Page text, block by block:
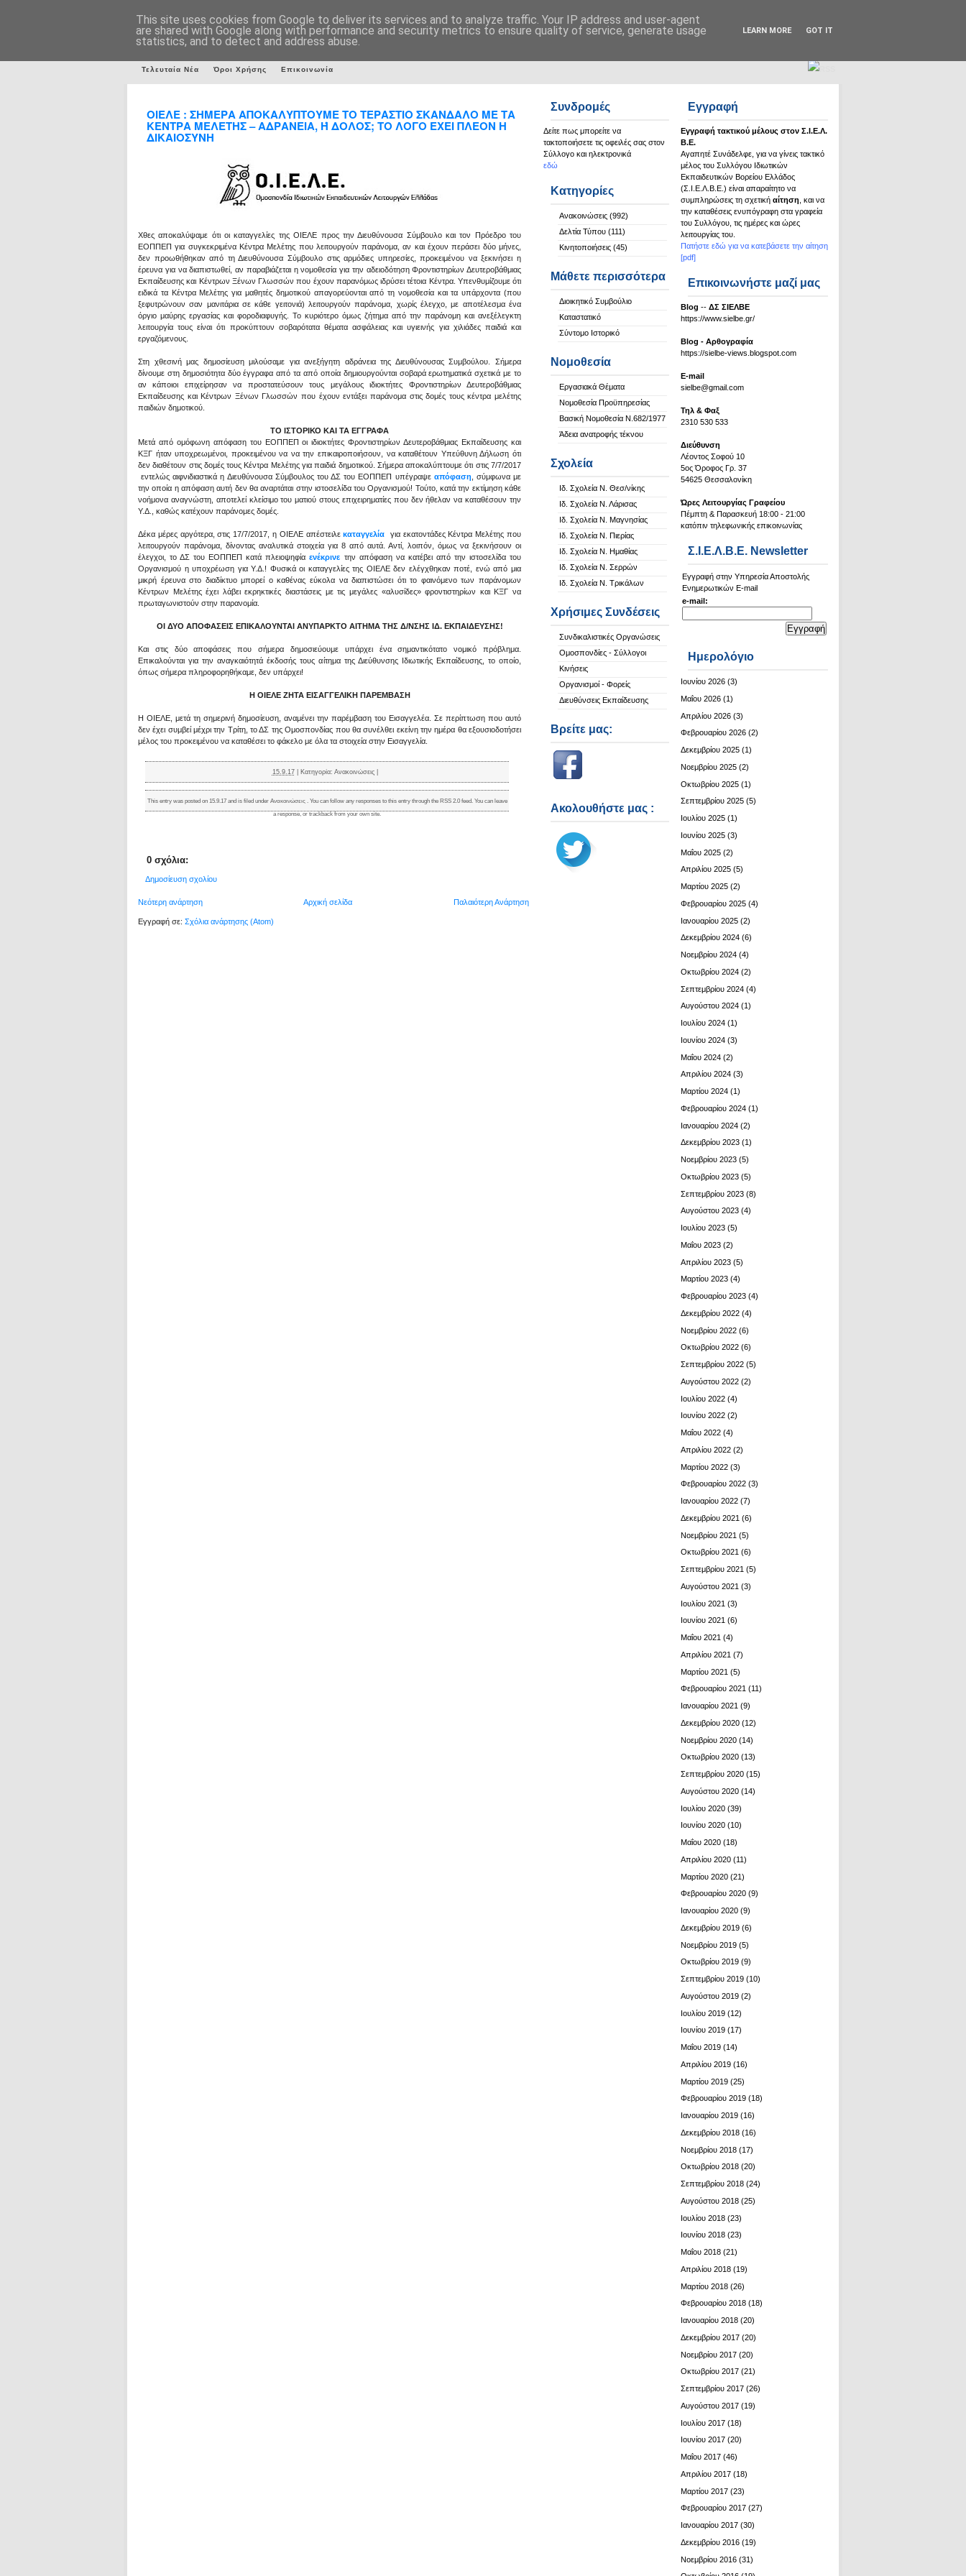
Σ.Ι.Ε.Λ.Β.Ε.
Τελευταία Νέα Όροι Χρήσης Επικοινωνία
Εγγραφή
Εγγραφή τακτικού μέλους στον Σ.Ι.Ε.Λ.
Β.Ε.
Αγαπητέ Συνάδελφε, για να γίνεις τακτικό
μέλος του Συλλόγου Ιδιωτικών
Εκπαιδευτικών Βορείου Ελλάδος
(Σ.Ι.Ε.Λ.Β.Ε.) είναι απαραίτητο να
συμπληρώσεις τη σχετική αίτηση , και να
την καταθέσεις ενυπόγραφη στα γραφεία
του Συλλόγου, τις ημέρες και ώρες
λειτουργίας του.
Πατήστε εδώ για να κατεβάσετε την αίτηση
[pdf]
Επικοινωνήστε μαζί μας
Βlog -- ΔΣ ΣΙΕΛΒΕ
https://www.sielbe.gr/
Blog - Αρθογραφία
https://sielbe-views.blogspot.com
Ε-mail
sielbe@gmail.com
Τηλ & Φαξ
2310 530 533
Διεύθυνση
Λέοντος Σοφού 10
5ος Όροφος Γρ. 37
54625 Θεσσαλονίκη
Ώρες Λειτουργίας Γραφείου
Πέμπτη & Παρασκευή 18:00 - 21:00
κατόπιν τηλεφωνικής επικοινωνίας
Σ.Ι.Ε.Λ.Β.Ε. Newsletter
Εγγραφή στην Υπηρεσία Αποστολής
Ενημερωτικών E-mail
e-mail:
Ημερολόγιο
Ιουνίου 2026 (3)
Μαΐου 2026 (1)
Απριλίου 2026 (3)
Φεβρουαρίου 2026 (2)
Δεκεμβρίου 2025 (1)
Νοεμβρίου 2025 (2)
Οκτωβρίου 2025 (1)
Σεπτεμβρίου 2025 (5)
Ιουλίου 2025 (1)
Ιουνίου 2025 (3)
Μαΐου 2025 (2)
Απριλίου 2025 (5)
Μαρτίου 2025 (2)
Φεβρουαρίου 2025 (4)
Ιανουαρίου 2025 (2)
Δεκεμβρίου 2024 (6)
Νοεμβρίου 2024 (4)
Οκτωβρίου 2024 (2)
Σεπτεμβρίου 2024 (4)
Αυγούστου 2024 (1)
Ιουλίου 2024 (1)
Ιουνίου 2024 (3)
Μαΐου 2024 (2)
Απριλίου 2024 (3)
Μαρτίου 2024 (1)
Φεβρουαρίου 2024 (1)
Ιανουαρίου 2024 (2)
Δεκεμβρίου 2023 (1)
Νοεμβρίου 2023 (5)
Οκτωβρίου 2023 (5)
Σεπτεμβρίου 2023 (8)
Αυγούστου 2023 (4)
Ιουλίου 2023 (5)
Μαΐου 2023 (2)
Απριλίου 2023 (5)
Μαρτίου 2023 (4)
Φεβρουαρίου 2023 (4)
Δεκεμβρίου 2022 (4)
Νοεμβρίου 2022 (6)
Οκτωβρίου 2022 (6)
Σεπτεμβρίου 2022 (5)
Αυγούστου 2022 (2)
Ιουλίου 2022 (4)
Ιουνίου 2022 (2)
Μαΐου 2022 (4)
Απριλίου 2022 (2)
Μαρτίου 2022 (3)
Φεβρουαρίου 2022 (3)
Ιανουαρίου 2022 (7)
Δεκεμβρίου 2021 (6)
Νοεμβρίου 2021 (5)
Οκτωβρίου 2021 (6)
Σεπτεμβρίου 2021 (5)
Αυγούστου 2021 (3)
Ιουλίου 2021 (3)
Ιουνίου 2021 (6)
Μαΐου 2021 (4)
Απριλίου 2021 (7)
Μαρτίου 2021 (5)
Φεβρουαρίου 2021 (11)
Ιανουαρίου 2021 (9)
Δεκεμβρίου 2020 (12)
Νοεμβρίου 2020 (14)
Οκτωβρίου 2020 (13)
Σεπτεμβρίου 2020 (15)
Αυγούστου 2020 (14)
Ιουλίου 2020 (39)
Ιουνίου 2020 (10)
Μαΐου 2020 (18)
Απριλίου 2020 (11)
Μαρτίου 2020 (21)
Φεβρουαρίου 2020 (9)
Ιανουαρίου 2020 (9)
Δεκεμβρίου 2019 (6)
Νοεμβρίου 2019 (5)
Οκτωβρίου 2019 (9)
Σεπτεμβρίου 2019 (10)
Αυγούστου 2019 (2)
Ιουλίου 2019 (12)
Ιουνίου 2019 (17)
Μαΐου 2019 (14)
Απριλίου 2019 (16)
Μαρτίου 2019 (25)
Φεβρουαρίου 2019 (18)
Ιανουαρίου 2019 (16)
Δεκεμβρίου 2018 (16)
Νοεμβρίου 2018 (17)
Οκτωβρίου 2018 (20)
Σεπτεμβρίου 2018 (24)
Αυγούστου 2018 (25)
Ιουλίου 2018 (23)
Ιουνίου 2018 (23)
Μαΐου 2018 (21)
Απριλίου 2018 (19)
Μαρτίου 2018 (26)
Φεβρουαρίου 2018 (18)
Ιανουαρίου 2018 (20)
Δεκεμβρίου 2017 (20)
Νοεμβρίου 2017 (20)
Οκτωβρίου 2017 (21)
Σεπτεμβρίου 2017 (26)
Αυγούστου 2017 (19)
Ιουλίου 2017 (18)
Ιουνίου 2017 (20)
Μαΐου 2017 (46)
Απριλίου 2017 (18)
Μαρτίου 2017 (23)
Φεβρουαρίου 2017 (27)
Ιανουαρίου 2017 (30)
Δεκεμβρίου 2016 (19)
Νοεμβρίου 2016 (31)
Συνδρομές
Δείτε πως μπορείτε να
τακτοποιήσετε τις οφειλές σας στον
Σύλλογο και ηλεκτρονικά
εδώ
Κατηγορίες
Ανακοινώσεις (992)
Δελτία Τύπου (111)
Κινητοποιήσεις (45)
Μάθετε περισσότερα
Διοικητικό Συμβούλιο
Καταστατικό
Σύντομο Ιστορικό
Νομοθεσία
Εργασιακά Θέματα
Νομοθεσία Προϋπηρεσίας
Βασική Νομοθεσία Ν.682/1977
Άδεια ανατροφής τέκνου
Σχολεία
Ιδ. Σχολεία Ν. Θεσ/νίκης
Ιδ. Σχολεία Ν. Λάρισας
Ιδ. Σχολεία Ν. Μαγνησίας
Ιδ. Σχολεία Ν. Πιερίας
Ιδ. Σχολεία Ν. Ημαθίας
Ιδ. Σχολεία Ν. Σερρών
Ιδ. Σχολεία Ν. Τρικάλων
Χρήσιμες Συνδέσεις
Συνδικαλιστικές Οργανώσεις
Ομοσπονδίες - Σύλλογοι
Κινήσεις
Οργανισμοί - Φορείς
Διευθύνσεις Εκπαίδευσης
Βρείτε μας:
Ακολουθήστε μας :
ΟΙΕΛΕ : ΣΗΜΕΡΑ ΑΠΟΚΑΛΥΠΤΟΥΜΕ ΤΟ ΤΕΡΑΣΤΙΟ ΣΚΑΝΔΑΛΟ ΜΕ ΤΑ
ΚΕΝΤΡΑ ΜΕΛΕΤΗΣ – ΑΔΡΑΝΕΙΑ, Ή ΔΟΛΟΣ; ΤΟ ΛΟΓΟ ΕΧΕΙ ΠΛΕΟΝ Η
ΔΙΚΑΙΟΣΥΝΗ
Χθες αποκαλύψαμε ότι οι καταγγελίες της ΟΙΕΛΕ προς την Διευθύνουσα Σύμβουλο και τον Πρόεδρο του
ΕΟΠΠΕΠ για συγκεκριμένα Κέντρα Μελέτης που λειτουργούν παράνομα, αν και έχουν περάσει δύο μήνες,
δεν προωθήθηκαν από τη Διευθύνουσα Σύμβουλο στις αρμόδιες υπηρεσίες, προκειμένου να ξεκινήσει η
έρευνα για να διαπιστωθεί, αν παραβιάζεται η νομοθεσία για την αδειοδότηση Φροντιστηρίων Δευτεροβάθμιας
Εκπαίδευσης και Κέντρων Ξένων Γλωσσών που έχουν παρανόμως ιδρύσει τέτοια Κέντρα. Υπενθυμίζουμε ότι
ειδικά τα Κέντρα Μελέτης για μαθητές δημοτικού απαγορεύονται από τη νομοθεσία και τα υπάρχοντα (που
ξεφυτρώνουν σαν μανιτάρια σε κάθε γειτονιά) λειτουργούν παράνομα, χωρίς έλεγχο, με αποτέλεσμα ένα
όργιο μαύρης εργασίας και φοροδιαφυγής. Το κυριότερο όμως ζήτημα από την παράνομη και ανεξέλεγκτη
λειτουργία τους είναι ότι προκύπτουν σοβαρότατα θέματα ασφάλειας και υγιεινής για χιλιάδες παιδιά και
εργαζόμενους.
Στη χθεσινή μας δημοσίευση μιλούσαμε για ανεξήγητη αδράνεια της Διευθύνουσας Συμβούλου. Σήμερα
δίνουμε στη δημοσιότητα δύο έγγραφα από τα από οποία δημιουργούνται σοβαρά ερωτηματικά σχετικά με το
αν κάποιοι επιχείρησαν να προστατεύσουν τους μεγάλους ιδιοκτήτες Φροντιστηρίων Δευτεροβάθμιας
Εκπαίδευσης και Κέντρων Ξένων Γλωσσών που έχουν εντάξει παράνομα στις δομές τους κέντρα μελέτης
παιδιών δημοτικού.
ΤΟ ΙΣΤΟΡΙΚΟ ΚΑΙ ΤΑ ΕΓΓΡΑΦΑ
Μετά από ομόφωνη απόφαση του ΕΟΠΠΕΠ οι ιδιοκτήτες Φροντιστηρίων Δευτεροβάθμιας Εκπαίδευσης και
ΚΞΓ ήταν υποχρεωμένοι, προκειμένου να να την επικαιροποιήσουν, να καταθέτουν Υπεύθυνη Δήλωση ότι
δεν διαθέτουν στις δομές τους Κέντρα Μελέτης για παιδιά δημοτικού. Σήμερα αποκαλύπτουμε ότι στις 7/7/2017
εντελώς αιφνιδιαστικά η Διευθύνουσα Σύμβουλος του ΔΣ του ΕΟΠΠΕΠ υπέγραψε απόφαση , σύμφωνα με
την οποία η απόφαση αυτή δεν θα αναρτάται στην ιστοσελίδα του Οργανισμού! Τούτο, κατά την εκτίμηση κάθε
νοήμονα αναγνώστη, αποτελεί κλείσιμο του ματιού στους επιχειρηματίες που δεν ήθελαν να καταθέσουν την
Υ.Δ., καθώς κατέχουν παράνομες δομές.
Δέκα μέρες αργότερα, στις 17/7/2017, η ΟΙΕΛΕ απέστειλεκαταγγελία
για εκατοντάδες Κέντρα Μελέτης που
λειτουργούν παράνομα, δίνοντας αναλυτικά στοιχεία για 8 από αυτά. Αντί, λοιπόν, όμως να ξεκινήσουν οι
έλεγχοι, το ΔΣ του ΕΟΠΠΕΠ κατά πλειοψηφία ενέκρινε την απόφαση να κατέβει από την ιστοσελίδα του
Οργανισμού η υποχρέωση για Υ.Δ.! Φυσικά οι καταγγελίες της ΟΙΕΛΕ δεν ελέγχθηκαν ποτέ, ενώ από μια
μικρή έρευνα στο διαδίκτυο μπορεί ο καθένας εύκολα να διαπιστώσει ότι το φαινόμενο των παράνομων
Κέντρων Μελέτης έχει λάβει εκρηκτικές διαστάσεις με τις μεγάλες «αλυσίδες» φροντιστηρίων και ΚΞΓ να
πρωταγωνιστούν στην παρανομία.
ΟΙ ΔΥΟ ΑΠΟΦΑΣΕΙΣ ΕΠΙΚΑΛΟΥΝΤΑΙ ΑΝΥΠΑΡΚΤΟ ΑΙΤΗΜΑ ΤΗΣ Δ/ΝΣΗΣ ΙΔ. ΕΚΠΑΙΔΕΥΣΗΣ!
Και στις δύο αποφάσεις που σήμερα δημοσιεύουμε υπάρχει ένα σημαντικότατο νομικό πρόβλημα.
Επικαλούνται για την αναγκαιότητά έκδοσής τους αίτημα της Διεύθυνσης Ιδιωτικής Εκπαίδευσης, το οποίο,
όπως σήμερα πληροφορηθήκαμε, δεν υπάρχει!
Η ΟΙΕΛΕ ΖΗΤΑ ΕΙΣΑΓΓΕΛΙΚΗ ΠΑΡΕΜΒΑΣΗ
Η ΟΙΕΛΕ, μετά τη σημερινή δημοσίευση, αναμένει την παρέμβαση του Εισαγγελέα. Σε περίπτωση που αυτό
δεν έχει συμβεί μέχρι την Τρίτη, το ΔΣ της Ομοσπονδίας που θα συνέλθει εκείνη την ημέρα θα εξουσιοδοτήσει
μέλος του προκειμένου να καταθέσει το φάκελο με όλα τα στοιχεία στην Εισαγγελία.
15.9.17 Κατηγορία: Ανακοινώσεις
This entry was posted on 15.9.17 and is filed under Ανακοινώσεις. You can follow any responses to this entry through the RSS 2.0feed. You can leave
a response, ortrackback from your own site.
0 σχόλια:
Δημοσίευση σχολίου
Νεότερη ανάρτηση Παλαιότερη Ανάρτηση
Αρχική σελίδα
Εγγραφή σε: Σχόλια ανάρτησης (Atom)
This site uses cookies from Google to deliver its services and to analyze traffic. Your IP address and user-agent
are shared with Google along with performance and security metrics to ensure quality of service, generate usage
statistics, and to detect and address abuse.
LEARN MORE GOT IT